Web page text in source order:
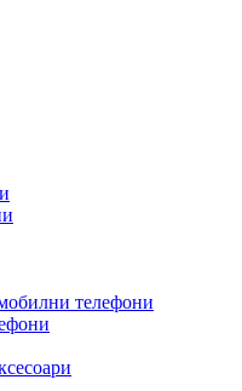
телефони